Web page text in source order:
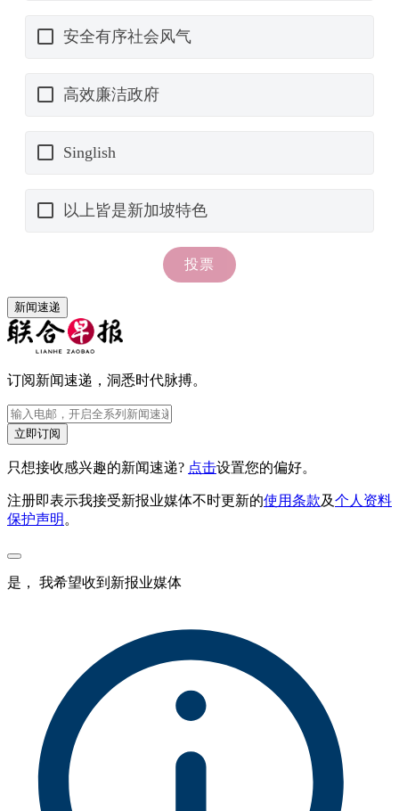
新闻速递
订阅新闻速递，洞悉时代脉搏。
立即订阅
只想接收感兴趣的新闻速递? 点击设置您的偏好。
注册即表示我接受新报业媒体不时更新的使用条款及个人资料
保护声明 。
是， 我希望收到新报业媒体